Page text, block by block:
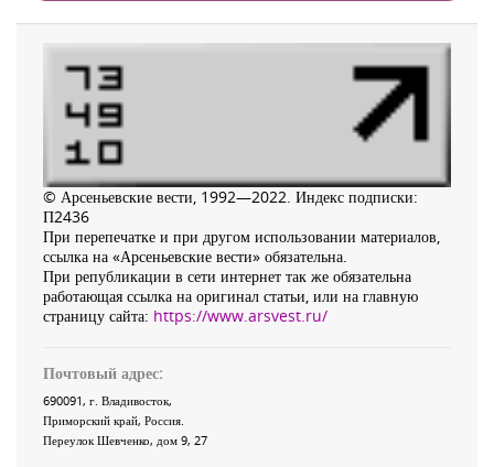
© Арсеньевские вести, 1992—2022. Индекс подписки:
П2436
При перепечатке и при другом использовании материалов,
ссылка на «Арсеньевские вести» обязательна.
При републикации в сети интернет так же обязательна
работающая ссылка на оригинал статьи, или на главную
страницу сайта: https://www.arsvest.ru/
Почтовый адрес:
690091, г. Владивосток,
Приморский край, Россия
Переулок Шевченко, дом 9, 27